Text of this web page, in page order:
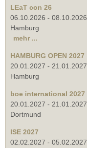
LEaT con 26
06.10.2026 - 08.10.2026
Hamburg
mehr ...
HAMBURG OPEN 2027
20.01.2027 - 21.01.2027
Hamburg
boe international 2027
20.01.2027 - 21.01.2027
Dortmund
ISE 2027
02.02.2027 - 05.02.2027